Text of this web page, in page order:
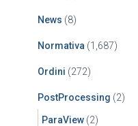
News (8)
Normativa (1,687)
Ordini (272)
PostProcessing (2)
ParaView (2)